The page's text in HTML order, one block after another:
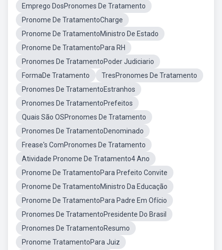
Emprego DosPronomes De Tratamento
Pronome De TratamentoCharge
Pronome De TratamentoMinistro De Estado
Pronome De TratamentoPara RH
Pronomes De TratamentoPoder Judiciario
FormaDe Tratamento
TresPronomes De Tratamento
Pronomes De TratamentoEstranhos
Pronomes De TratamentoPrefeitos
Quais São OSPronomes De Tratamento
Pronomes De TratamentoDenominado
Frease's ComPronomes De Tratamento
Atividade Pronome De Tratamento4 Ano
Pronome De TratamentoPara Prefeito Convite
Pronome De TratamentoMinistro Da Educação
Pronome De TratamentoPara Padre Em Ofício
Pronomes De TratamentoPresidente Do Brasil
Pronomes De TratamentoResumo
Pronome TratamentoPara Juiz